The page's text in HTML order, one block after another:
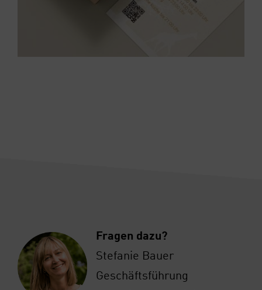
Fra­gen dazu?
Ste­fa­nie Bau­er
Geschäfts­füh­rung